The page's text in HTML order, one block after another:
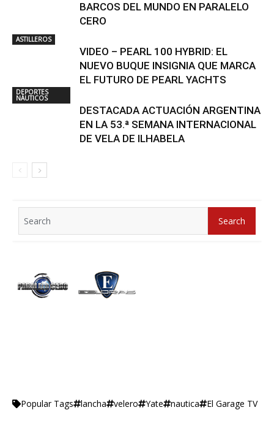
BARCOS DEL MUNDO EN PARALELO
CERO
ASTILLEROS
VIDEO – PEARL 100 HYBRID: EL
NUEVO BUQUE INSIGNIA QUE MARCA
EL FUTURO DE PEARL YACHTS
DEPORTES
NÁUTICOS
DESTACADA ACTUACIÓN ARGENTINA
EN LA 53.ª SEMANA INTERNACIONAL
DE VELA DE ILHABELA
for:
Search
Popular Tags lancha velero Yate nautica El Garage TV